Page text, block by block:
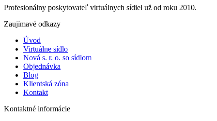
Profesionálny poskytovateľ virtuálnych sídiel už od roku 2010.
Zaujímavé odkazy
Úvod
Virtuálne sídlo
Nová s. r. o. so sídlom
Objednávka
Blog
Klientská zóna
Kontakt
Kontaktné informácie